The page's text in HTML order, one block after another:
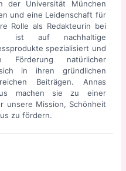
der Universität München
und eine Leidenschaft für
Rolle als Redakteurin bei
ist auf nachhaltige
spezialisiert und
natürlicher
in ihren gründlichen
Beiträgen. Annas
machen sie zu einer
unsere Mission, Schönheit
zu fördern.